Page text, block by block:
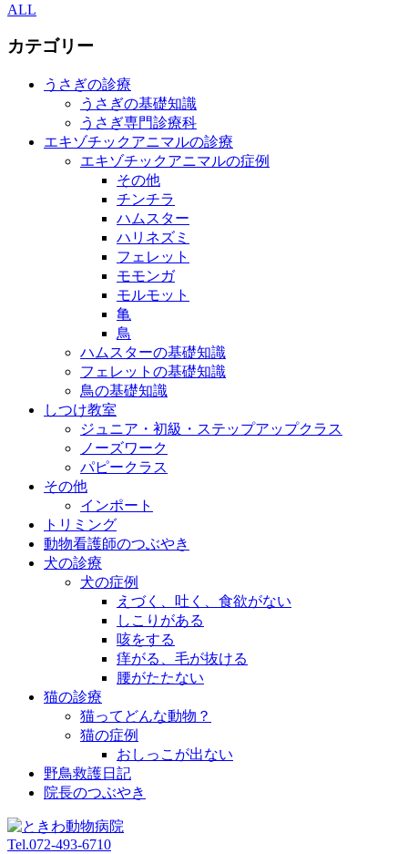
ALL
カテゴリー
うさぎの診療
うさぎの基礎知識
うさぎ専門診療科
エキゾチックアニマルの診療
エキゾチックアニマルの症例
その他
チンチラ
ハムスター
ハリネズミ
フェレット
モモンガ
モルモット
亀
鳥
ハムスターの基礎知識
フェレットの基礎知識
鳥の基礎知識
しつけ教室
ジュニア・初級・ステップアップクラス
ノーズワーク
パピークラス
その他
インポート
トリミング
動物看護師のつぶやき
犬の診療
犬の症例
えづく、吐く、食欲がない
しこりがある
咳をする
痒がる、毛が抜ける
腰がたたない
猫の診療
猫ってどんな動物？
猫の症例
おしっこが出ない
野鳥救護日記
院長のつぶやき
Tel.072-493-6710